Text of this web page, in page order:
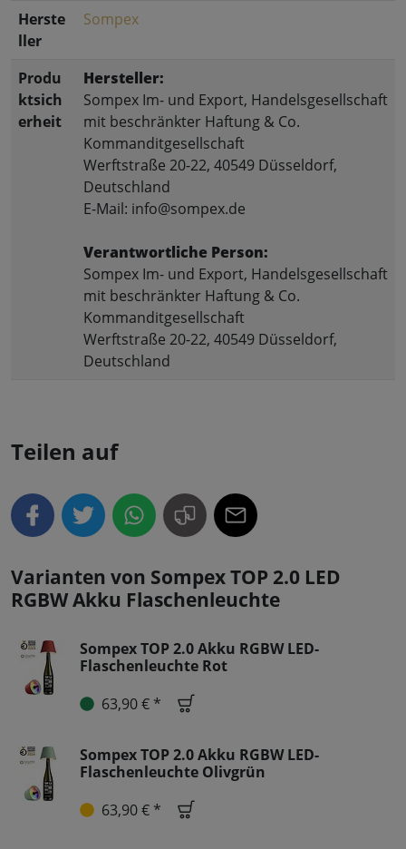
Herste
ller
Sompex
Produ
ktsich
erheit
Hersteller:
Sompex Im- und Export, Handelsgesellschaft
mit beschränkter Haftung & Co.
Kommanditgesellschaft
Werftstraße 20-22, 40549 Düsseldorf,
Deutschland
E-Mail: info@sompex.de
Verantwortliche Person:
Sompex Im- und Export, Handelsgesellschaft
mit beschränkter Haftung & Co.
Kommanditgesellschaft
Werftstraße 20-22, 40549 Düsseldorf,
Deutschland
Teilen auf
Varianten von Sompex TOP 2.0 LED
RGBW Akku Flaschenleuchte
Sompex TOP 2.0 Akku RGBW LED-
Flaschenleuchte Rot
63,90 € *
Sompex TOP 2.0 Akku RGBW LED-
Flaschenleuchte Olivgrün
63,90 € *